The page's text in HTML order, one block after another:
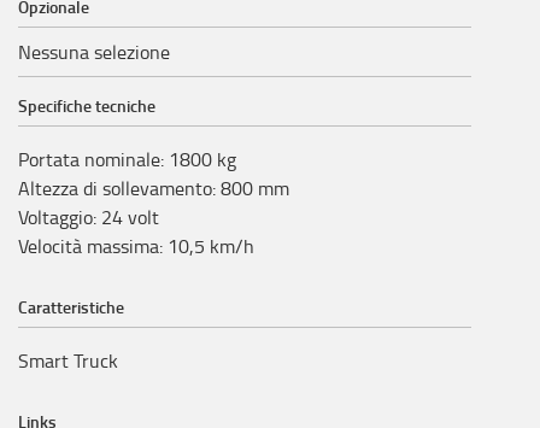
Opzionale
Nessuna selezione
Specifiche tecniche
Portata nominale: 1800 kg
Altezza di sollevamento:800 mm
Voltaggio: 24volt
Velocità massima: 10,5 km/h
Caratteristiche
Smart Truck
Links